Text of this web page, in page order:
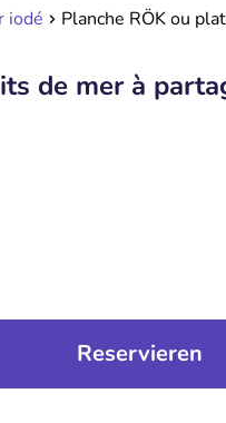
iodé Planche RÖK ou
de mer à
Reservieren